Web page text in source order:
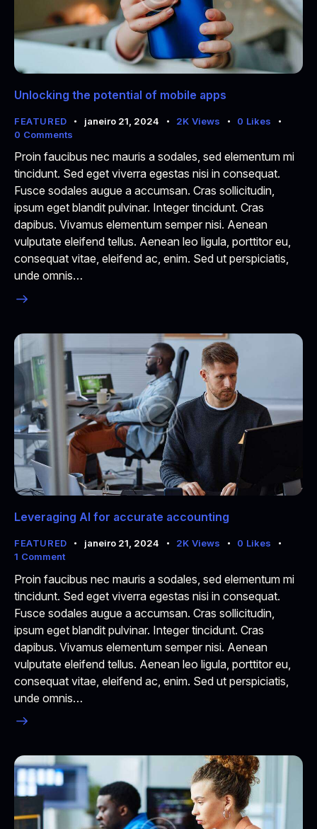
Unlocking the potential of mobile apps
FEATURED janeiro 21, 2024 2K Views 0 Likes
0 Comments
Proin faucibus nec mauris a sodales, sed elementum mi
tincidunt. Sed eget viverra egestas nisi in consequat.
Fusce sodales augue a accumsan. Cras sollicitudin,
ipsum eget blandit pulvinar. Integer tincidunt. Cras
dapibus. Vivamus elementum semper nisi. Aenean
vulputate eleifend tellus. Aenean leo ligula, porttitor eu,
consequat vitae, eleifend ac, enim. Sed ut perspiciatis,
unde omnis…
Leveraging AI for accurate accounting
FEATURED janeiro 21, 2024 2K Views 0 Likes
1 Comment
Proin faucibus nec mauris a sodales, sed elementum mi
tincidunt. Sed eget viverra egestas nisi in consequat.
Fusce sodales augue a accumsan. Cras sollicitudin,
ipsum eget blandit pulvinar. Integer tincidunt. Cras
dapibus. Vivamus elementum semper nisi. Aenean
vulputate eleifend tellus. Aenean leo ligula, porttitor eu,
consequat vitae, eleifend ac, enim. Sed ut perspiciatis,
unde omnis…